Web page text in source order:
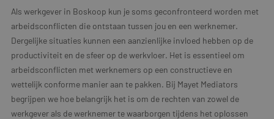
Als werkgever in Boskoop kun je soms geconfronteerd worden met
arbeidsconflicten die ontstaan tussen jou en een werknemer.
Dergelijke situaties kunnen een aanzienlijke invloed hebben op de
productiviteit en de sfeer op de werkvloer. Het is essentieel om
arbeidsconflicten met werknemers op een constructieve en
wettelijk conforme manier aan te pakken. Bij Mayet Mediators
begrijpen we hoe belangrijk het is om de rechten van zowel de
werkgever als de werknemer te waarborgen tijdens het oplossen